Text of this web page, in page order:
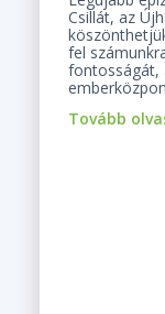
Csillát, az
fel
fontosságát,
Tovább